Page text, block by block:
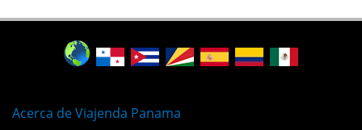
Acerca de Viajenda Panama